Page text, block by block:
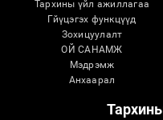
Тархины үйл ажиллагаа
Гйүцэгэх функцүүд
Зохицуулалт
ОЙ САНАМЖ
Мэдрэмж
Анхаарал